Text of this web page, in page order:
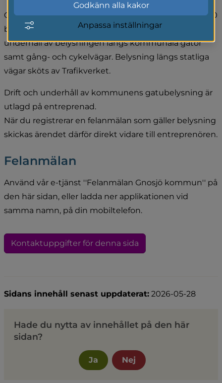
Gnosjö kommuns gatubelysning omfattar cirka 6 000
belysningspunkter. Kommunen ansvarar för drift och
underhåll av belysningen längs kommunala gator
samt gång- och cykelvägar. Belysning längs statliga
vägar sköts av Trafikverket.
Drift och underhåll av kommunens gatubelysning är
utlagd på entreprenad.
När du registrerar en felanmälan som gäller belysning
skickas ärendet därför direkt vidare till entreprenören.
Felanmälan
Använd vår e-tjänst ''Felanmälan Gnosjö kommun'' på
den här sidan, eller ladda ner applikationen vid
samma namn, på din mobiltelefon.
Kontaktuppgifter för denna sida
Sidans innehåll senast uppdaterat: 2026-05-28
Hade du nytta av innehållet på den här
sidan?
Ja Nej
Godkänn alla kakor
Anpassa inställningar